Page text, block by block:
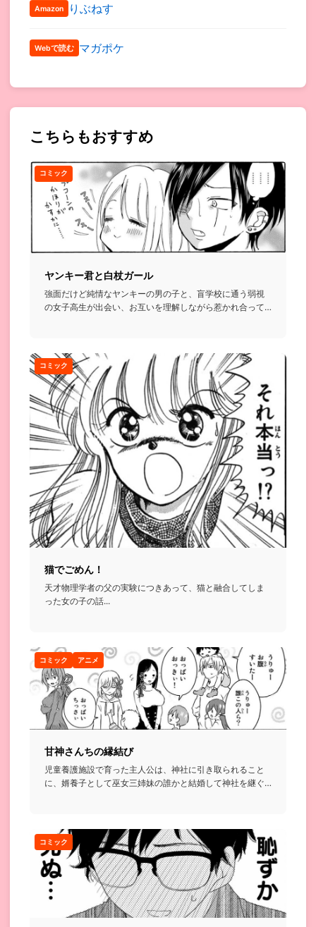
Amazon りぶねす
Webで読む マガポケ
こちらもおすすめ
コミック
ヤンキー君と白杖ガール
強面だけど純情なヤンキーの男の子と、盲学校に通う弱視
の女子高生が出会い、お互いを理解しながら惹かれ合って
コミック
猫でごめん！
天才物理学者の父の実験につきあって、猫と融合してしま
った女の子の話...
コミック アニメ
甘神さんちの縁結び
児童養護施設で育った主人公は、神社に引き取られること
に、婿養子として巫女三姉妹の誰かと結婚して神社を継ぐ
コミック